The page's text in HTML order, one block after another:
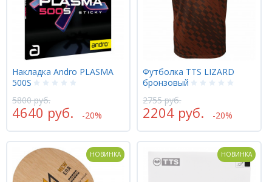
Накладка Andro PLASMA
500S
5800 руб.
4640 руб. -20%
Футболка TTS LIZARD
бронзовый
2755 руб.
2204 руб. -20%
НОВИНКА НОВИНКА